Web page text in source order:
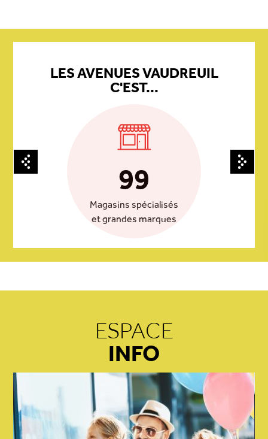
LES AVENUES VAUDREUIL
C'EST...
99
Magasins spécialisés
et grandes marques
ESPACE
INFO